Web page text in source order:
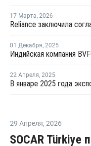
17 Марта, 2026
01 Декабря, 2025
22 Апреля, 2025
В январе 2025 года
29 Апреля, 2026
SOCAR Türkiye